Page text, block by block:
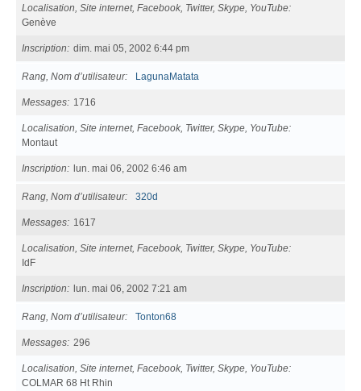
Localisation, Site internet, Facebook, Twitter, Skype, YouTube
Genève
Inscription dim. mai 05, 2002 6:44 pm
Rang, Nom d’utilisateur LagunaMatata
Messages 1716
Localisation, Site internet, Facebook, Twitter, Skype, YouTube
Montaut
Inscription lun. mai 06, 2002 6:46 am
Rang, Nom d’utilisateur 320d
Messages 1617
Localisation, Site internet, Facebook, Twitter, Skype, YouTube
IdF
Inscription lun. mai 06, 2002 7:21 am
Rang, Nom d’utilisateur Tonton68
Messages 296
Localisation, Site internet, Facebook, Twitter, Skype, YouTube
COLMAR 68 Ht Rhin